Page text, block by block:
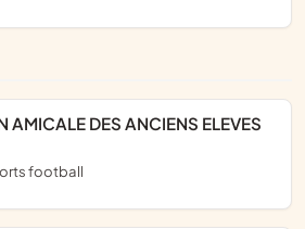
AMICALE DES ANCIENS ELEVES
football